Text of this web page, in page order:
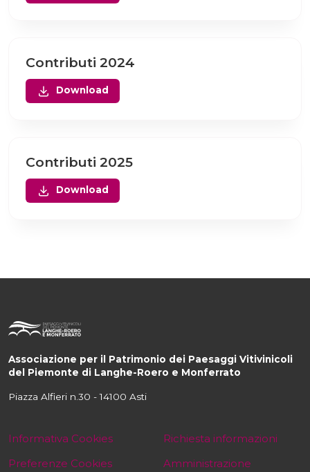
Contributi 2024
Download
Contributi 2025
Download
Associazione per il Patrimonio dei Paesaggi Vitivinicoli
del Piemonte di Langhe-Roero e Monferrato
Piazza Alfieri n.30 - 14100 Asti
Informativa Cookies
Preferenze Cookies
Richiesta informazioni
Amministrazione